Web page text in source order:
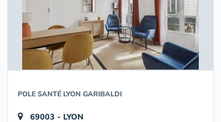
POLE SANTÉ LYON GARIBALDI
69003 - LYON